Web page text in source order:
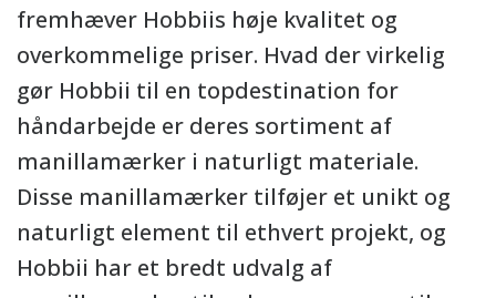
fremhæver Hobbiis høje kvalitet og
overkommelige priser. Hvad der virkelig
gør Hobbii til en topdestination for
håndarbejde er deres sortiment af
manillamærker i naturligt materiale.
Disse manillamærker tilføjer et unikt og
naturligt element til ethvert projekt, og
Hobbii har et bredt udvalg af